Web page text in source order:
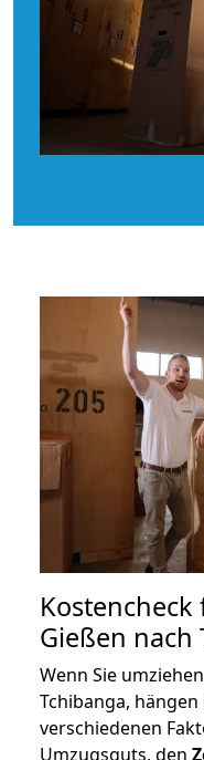
Gießen nach
Wenn Sie
Tchibanga,
verschiedenen
Umzugsguts, den